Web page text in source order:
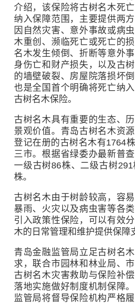
介绍，该保险将古树名木死
纳入保障范围，主要提供两
因自然灾害、意外事故或病
木重创、濒临死亡或死亡的
名木发生倾倒、折断等意外
身伤亡和财产损失，以及古
的墙壁破裂、房屋院落损坏
也是全国首个明确将死亡纳
古树名木保险。
古树名木具有重要的生态、
景观价值。青岛古树名木资
登记在册的古树名木有1764
三市。根据省绿委办最新普
一级古树86株、二级古树
株。
古树名木由于树龄较高，容
暴雨、火灾以及病虫害等各
引入政策性保险，可以有效
木的日常管理和维护提供保障
青岛金融监管局立足古树名
求，联合市园林和林业局、
古树名木灾害救助与保险补
落地实施做好制度机制保障
监管局将督导保险机构严格